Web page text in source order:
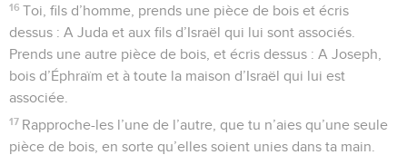
16 Toi, fils d’homme, prends une pièce de bois et écris
dessus : A Juda et aux fils d’Israël qui lui sont associés.
Prends une autre pièce de bois, et écris dessus : A Joseph,
bois d’Éphraïm et à toute la maison d’Israël qui lui est
associée.
17 Rapproche-les l’une de l’autre, que tu n’aies qu’une seule
pièce de bois, en sorte qu’elles soient unies dans ta main.